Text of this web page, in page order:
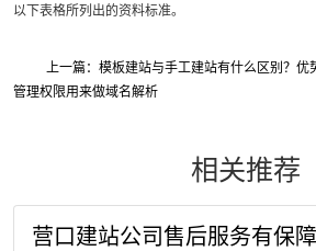
以下表格所列出的资料标准。
上一篇：模板建站与手工建站有什么区别？优
管理权限用来做域名解析
相关推荐
营口建站公司售后服务有保障